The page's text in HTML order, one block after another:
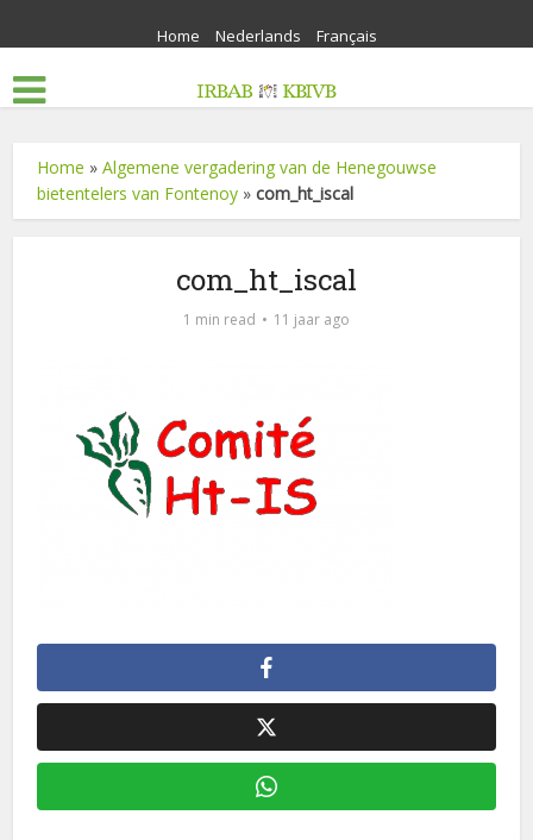
Home Nederlands Français
Home »Algemene vergadering van de Henegouwse
bietentelers van Fontenoy »com_ht_iscal
com_ht_iscal
1 min read 11 jaar ago